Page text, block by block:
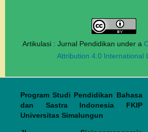
Artikulasi : Jurnal Pendidikan under a
Attribution 4.0 International
Program Studi Pendidikan Bahasa
dan Sastra Indonesia FKIP
Universitas Simalungun